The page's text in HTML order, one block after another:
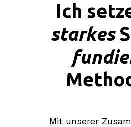
Ich
starkes
Mit unserer